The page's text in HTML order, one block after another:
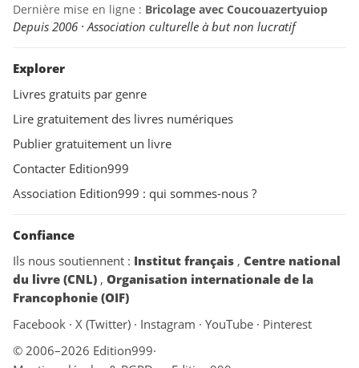
Dernière mise en ligne : Bricolage avec Coucouazertyuiop
Depuis 2006 · Association culturelle à but non lucratif
Explorer
Livres gratuits par genre
Lire gratuitement des livres numériques
Publier gratuitement un livre
Contacter Edition999
Association Edition999 : qui sommes-nous ?
Confiance
Ils nous soutiennent : Institut français , Centre national
du livre (CNL) , Organisation internationale de la
Francophonie (OIF)
Facebook · X (Twitter) · Instagram · YouTube · Pinterest
© 2006–2026 Edition999·